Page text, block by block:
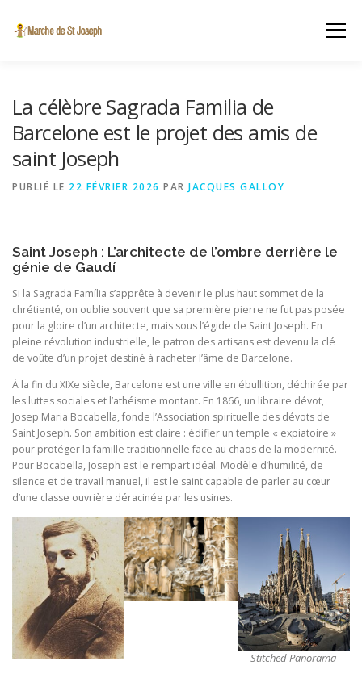
Menu
ST JOSEPH
La célèbre Sagrada Familia de
Barcelone est le projet des amis de
saint Joseph
PUBLIÉ LE 22 FÉVRIER 2026 PAR JACQUES GALLOY
Saint Joseph : L’architecte de l’ombre derrière le
génie de Gaudí
Si la Sagrada Família s’apprête à devenir le plus haut sommet de la
chrétienté, on oublie souvent que sa première pierre ne fut pas posée
pour la gloire d’un architecte, mais sous l’égide de Saint Joseph. En
pleine révolution industrielle, le patron des artisans est devenu la clé
de voûte d’un projet destiné à racheter l’âme de Barcelone.
À la fin du XIXe siècle, Barcelone est une ville en ébullition, déchirée par
les luttes sociales et l’athéisme montant. En 1866, un libraire dévot,
Josep Maria Bocabella, fonde l’Association spirituelle des dévots de
Saint Joseph. Son ambition est claire : édifier un temple « expiatoire »
pour protéger la famille traditionnelle face au chaos de la modernité.
Pour Bocabella, Joseph est le rempart idéal. Modèle d’humilité, de
silence et de travail manuel, il est le saint capable de parler au cœur
d’une classe ouvrière déracinée par les usines.
Stitched Panorama